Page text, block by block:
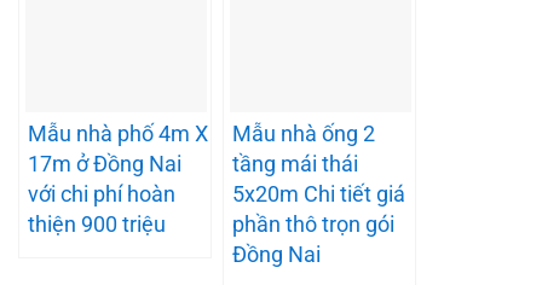
Mẫu nhà phố 4m X
17m ở Đồng Nai
với chi phí hoàn
thiện 900 triệu
Mẫu nhà ống 2
tầng mái thái
5x20m Chi tiết giá
phần thô trọn gói
Đồng Nai